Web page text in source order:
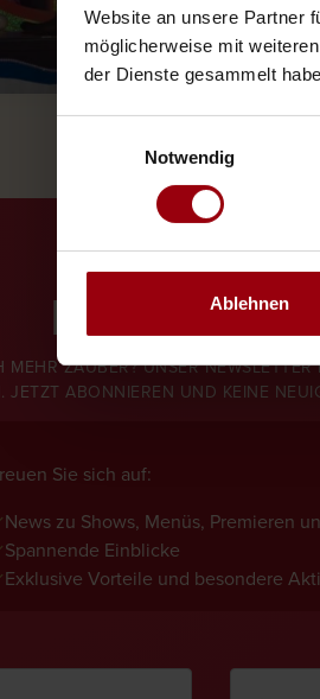
Website an unsere Partner
möglicherweise mit
der Dienste gesammelt
Notwendig
Ablehnen
ZAUBER? UNSER
JETZT ABONNIEREN UND KEINE
Sie sich auf:
News zu Shows, Menüs, Premieren
Spannende Einblicke
Exklusive Vorteile und besondere